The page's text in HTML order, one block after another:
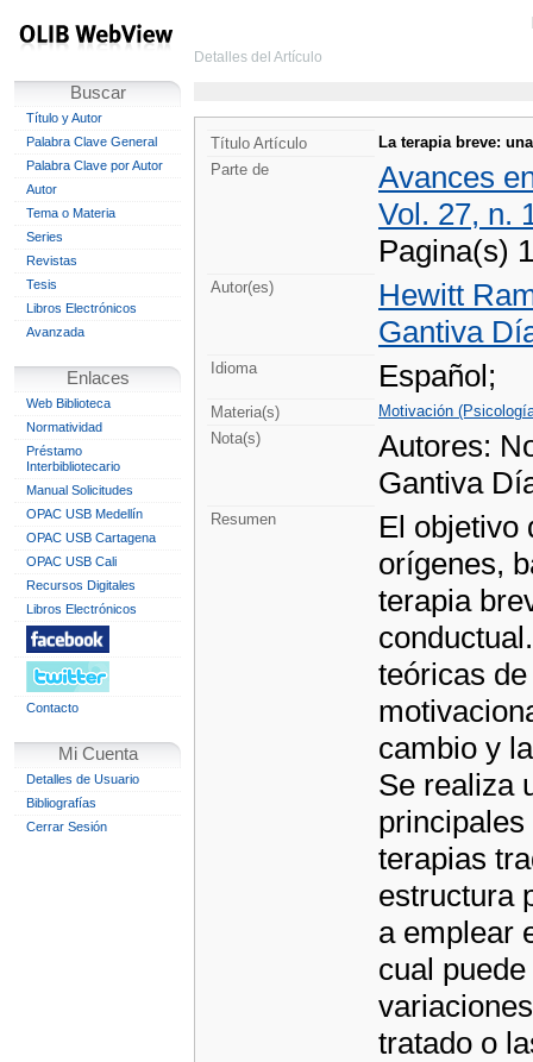
Buscar
Título y Autor
Palabra Clave General
Palabra Clave por Autor
Autor
Tema o Materia
Series
Revistas
Tesis
Libros Electrónicos
Avanzada
Enlaces
Web Biblioteca
Normatividad
Préstamo
Interbibliotecario
Manual Solicitudes
OPAC USB Medellín
OPAC USB Cartagena
OPAC USB Cali
Recursos Digitales
Libros Electrónicos
Contacto
Mi Cuenta
Detalles de Usuario
Bibliografías
Cerrar Sesión
Detalles del Artículo
Título Artículo
La terapia breve:
Parte de
Avances
Vol. 27, n.
Pagina(s)
Autor(es)
Hewitt
Gantiva
Idioma Español;
Materia(s)
Motivación
Nota(s)
Autores:
Gantiva
Resumen
El objetivo
orígenes,
terapia
teóricas
cambio y
Se realiza
terapias
estructura
a emplear
cual
tratado o